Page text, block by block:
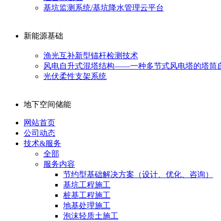
基坑监测系统/基坑降水管理云平台
新能源基础
渔光互补新型锚杆检测技术
风电自升式混塔结构——一种多节式风电塔的塔筒
光伏柔性支架系统
地下空间储能
网站首页
公司动态
技术&服务
全部
服务内容
节约型基础解决方案（设计、优化、咨询）
基坑工程施工
桩基工程施工
地基处理施工
泡沫轻质土施工